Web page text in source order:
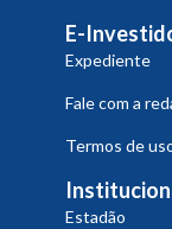
E-
Expediente
Fale com a
Termos de
Estadão